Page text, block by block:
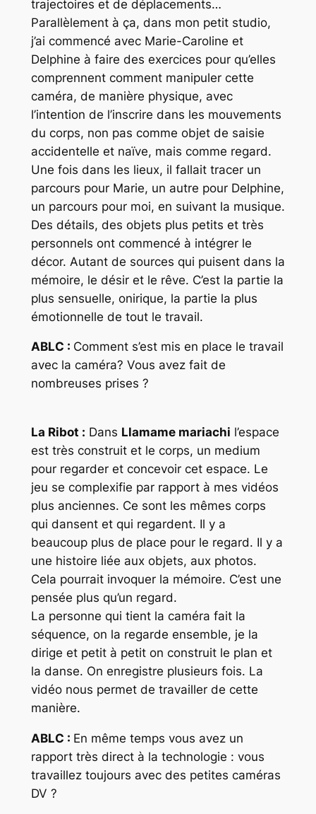
trajectoires et de déplacements…
Parallèlement à ça, dans mon petit studio,
j’ai commencé avec Marie-Caroline et
Delphine à faire des exercices pour qu’elles
comprennent comment manipuler cette
caméra, de manière physique, avec
l’intention de l’inscrire dans les mouvements
du corps, non pas comme objet de saisie
accidentelle et naïve, mais comme regard.
Une fois dans les lieux, il fallait tracer un
parcours pour Marie, un autre pour Delphine,
un parcours pour moi, en suivant la musique.
Des détails, des objets plus petits et très
personnels ont commencé à intégrer le
décor. Autant de sources qui puisent dans la
mémoire, le désir et le rêve. C’est la partie la
plus sensuelle, onirique, la partie la plus
émotionnelle de tout le travail.
ABLC : Comment s’est mis en place le travail
avec la caméra? Vous avez fait de
nombreuses prises ?
La Ribot : Dans Llamame mariachi l’espace
est très construit et le corps, un medium
pour regarder et concevoir cet espace. Le
jeu se complexifie par rapport à mes vidéos
plus anciennes. Ce sont les mêmes corps
qui dansent et qui regardent. Il y a
beaucoup plus de place pour le regard. Il y a
une histoire liée aux objets, aux photos.
Cela pourrait invoquer la mémoire. C’est une
pensée plus qu’un regard.
La personne qui tient la caméra fait la
séquence, on la regarde ensemble, je la
dirige et petit à petit on construit le plan et
la danse. On enregistre plusieurs fois. La
vidéo nous permet de travailler de cette
manière.
ABLC : En même temps vous avez un
rapport très direct à la technologie : vous
travaillez toujours avec des petites caméras
DV ?